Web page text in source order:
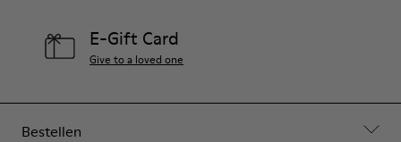
Bestellen
E-Gift Card
Give to a loved one